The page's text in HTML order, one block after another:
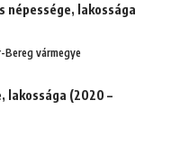
népessége, lakossága
Bereg vármegye
lakossága (2020 –